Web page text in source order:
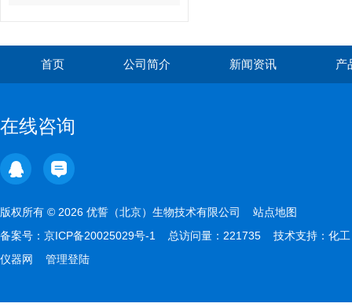
首页 公司简介 新闻资讯 产
在线咨询
版权所有 © 2026 优誓（北京）生物技术有限公司 站点地图
备案号： 京ICP备20025029号-1 总访问量：221735 技术支持： 化工
仪器网
管理登陆